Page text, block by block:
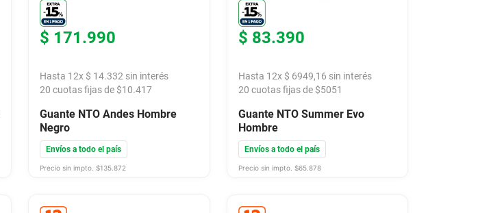
$ 171.990
Hasta 12x $ 14.332 sin interés
20 cuotas fijas de $10.417
Guante NTO Andes Hombre
Negro
Envíos a todo el país
Precio sin impto. $135.872
$ 83.390
Hasta 12x $ 6949,16 sin interés
20 cuotas fijas de $5051
Guante NTO Summer Evo
Hombre
Envíos a todo el país
Precio sin impto. $65.878